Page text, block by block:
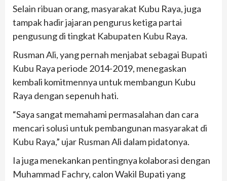
Selain ribuan orang, masyarakat Kubu Raya, juga
tampak hadir jajaran pengurus ketiga partai
pengusung di tingkat Kabupaten Kubu Raya.
Rusman Ali, yang pernah menjabat sebagai Bupati
Kubu Raya periode 2014-2019, menegaskan
kembali komitmennya untuk membangun Kubu
Raya dengan sepenuh hati.
“Saya sangat memahami permasalahan dan cara
mencari solusi untuk pembangunan masyarakat di
Kubu Raya,” ujar Rusman Ali dalam pidatonya.
Ia juga menekankan pentingnya kolaborasi dengan
Muhammad Fachry, calon Wakil Bupati yang